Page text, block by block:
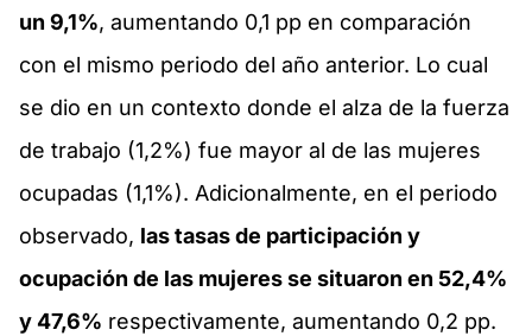
un 9,1%, aumentando 0,1 pp en comparación
con el mismo periodo del año anterior. Lo cual
se dio en un contexto donde el alza de la fuerza
de trabajo (1,2%) fue mayor al de las mujeres
ocupadas (1,1%). Adicionalmente, en el periodo
observado, las tasas de participación y
ocupación de las mujeres se situaron en 52,4%
y 47,6% respectivamente, aumentando 0,2 pp.